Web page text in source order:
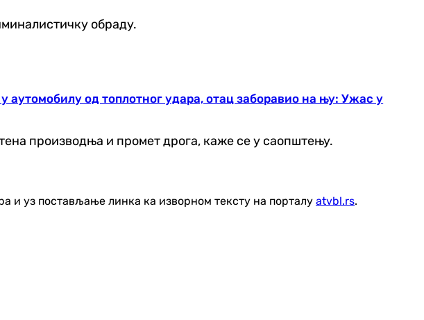
обраду.
аутомобилу од топлотног удара, отац заборавио на њу: Ужас у
производња и промет дрога, каже се у саопштењу.
и уз постављање линка ка изворном тексту на порталу atvbl.rs.